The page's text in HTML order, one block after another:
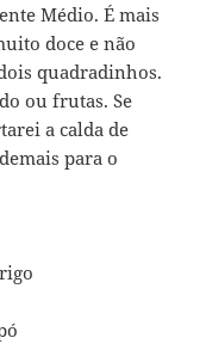
Médio. É mais
doce e não
quadradinhos.
ou frutas. Se
a calda de
para o